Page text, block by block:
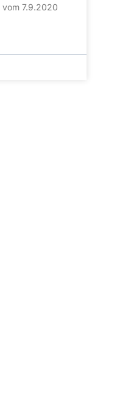
vom 7.9.2020